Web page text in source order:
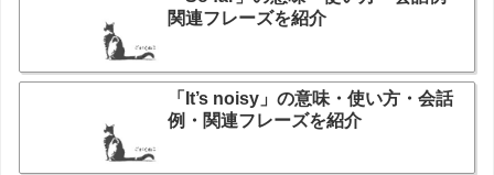
関連フレーズを紹介
「It’s noisy」の意味・使い方・会話
例・関連フレーズを紹介